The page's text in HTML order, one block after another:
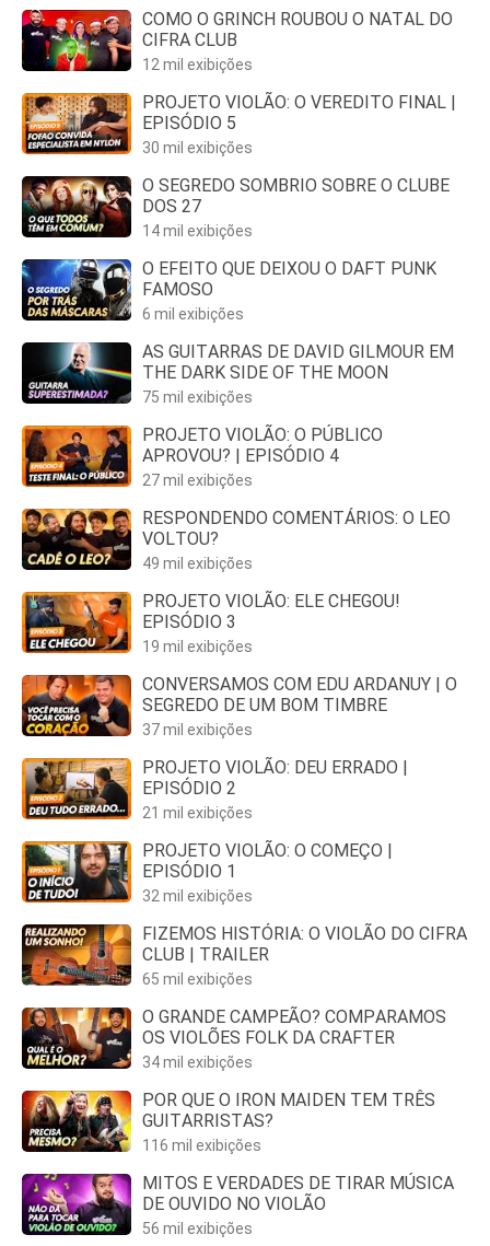
COMO O GRINCH ROUBOU O NATAL DO
CIFRA CLUB
12 mil exibições
PROJETO VIOLÃO: O VEREDITO FINAL |
EPISÓDIO 5
30 mil exibições
O SEGREDO SOMBRIO SOBRE O CLUBE
DOS 27
14 mil exibições
O EFEITO QUE DEIXOU O DAFT PUNK
FAMOSO
6 mil exibições
AS GUITARRAS DE DAVID GILMOUR EM
THE DARK SIDE OF THE MOON
75 mil exibições
PROJETO VIOLÃO: O PÚBLICO
APROVOU? | EPISÓDIO 4
27 mil exibições
RESPONDENDO COMENTÁRIOS: O LEO
VOLTOU?
49 mil exibições
PROJETO VIOLÃO: ELE CHEGOU!
EPISÓDIO 3
19 mil exibições
CONVERSAMOS COM EDU ARDANUY | O
SEGREDO DE UM BOM TIMBRE
37 mil exibições
PROJETO VIOLÃO: DEU ERRADO |
EPISÓDIO 2
21 mil exibições
PROJETO VIOLÃO: O COMEÇO |
EPISÓDIO 1
32 mil exibições
FIZEMOS HISTÓRIA: O VIOLÃO DO CIFRA
CLUB | TRAILER
65 mil exibições
O GRANDE CAMPEÃO? COMPARAMOS
OS VIOLÕES FOLK DA CRAFTER
34 mil exibições
POR QUE O IRON MAIDEN TEM TRÊS
GUITARRISTAS?
116 mil exibições
MITOS E VERDADES DE TIRAR MÚSICA
DE OUVIDO NO VIOLÃO
56 mil exibições